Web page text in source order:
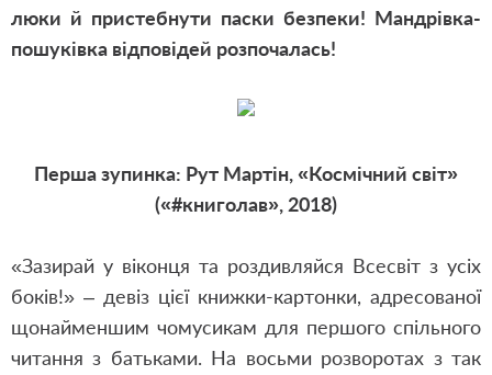
люки й пристебнути паски безпеки! Мандрівка-
пошуківка відповідей розпочалась!
Перша зупинка: Рут Мартін, «Космічний світ»
(«#книголав», 2018)
«Зазирай у віконця та роздивляйся Всесвіт з усіх
боків!» – девіз цієї книжки-картонки, адресованої
щонайменшим чомусикам для першого спільного
читання з батьками. На восьми розворотах з так